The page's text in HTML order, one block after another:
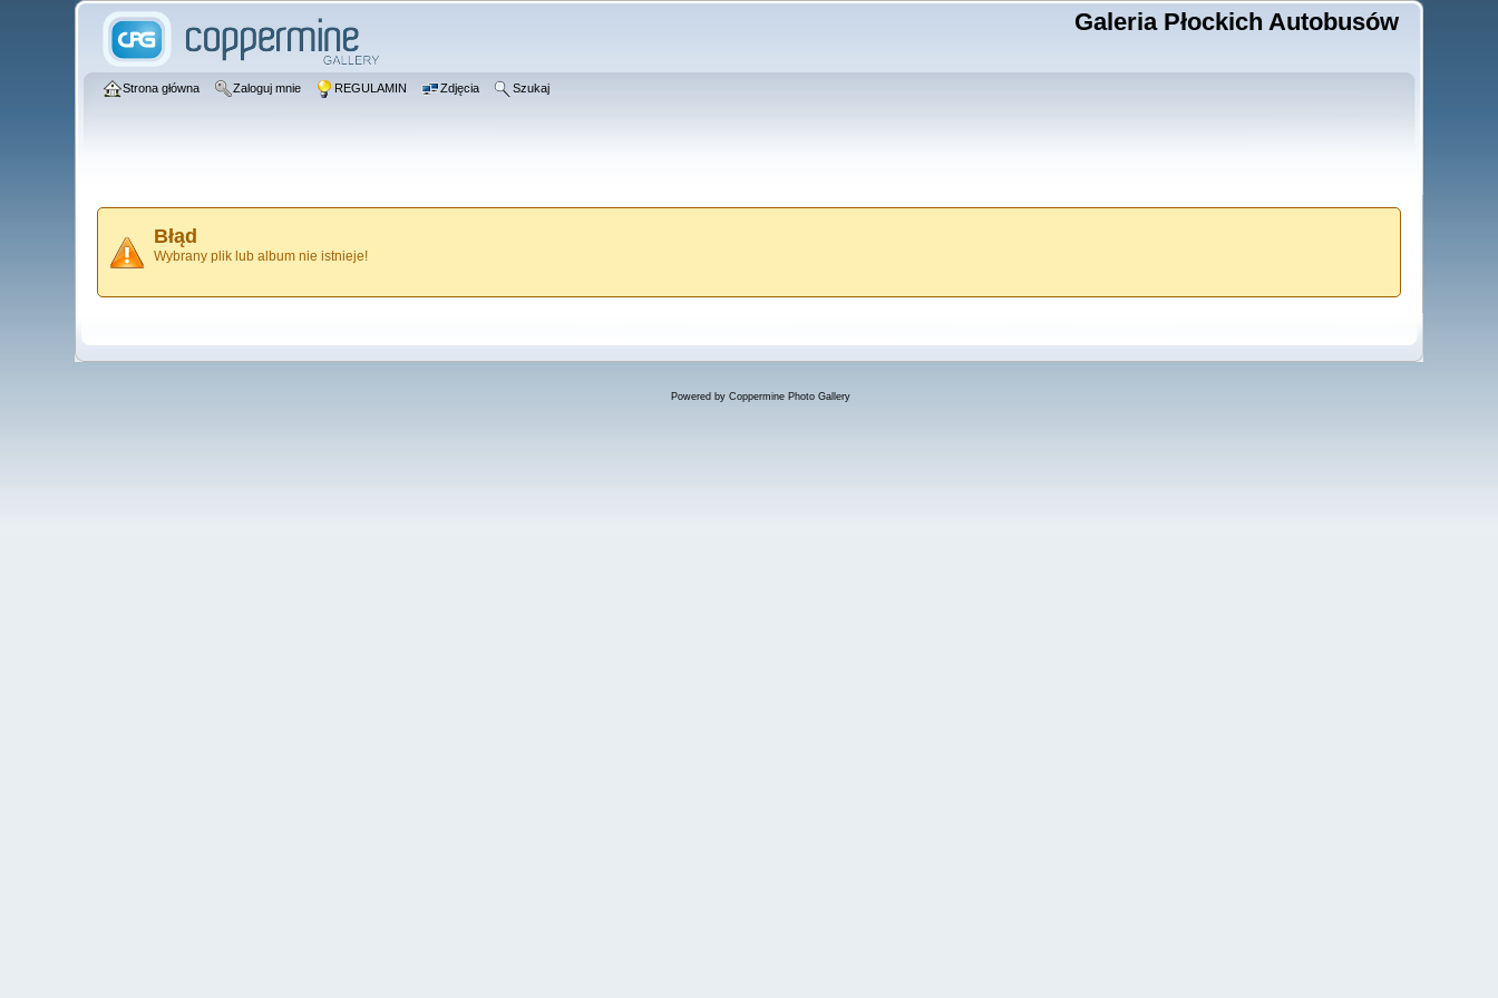
Galeria Płockich Autobusów
Strona główna Zaloguj mnie REGULAMIN Zdjęcia Szukaj
Błąd
Wybrany plik lub album nie istnieje!
Powered by Coppermine Photo Gallery